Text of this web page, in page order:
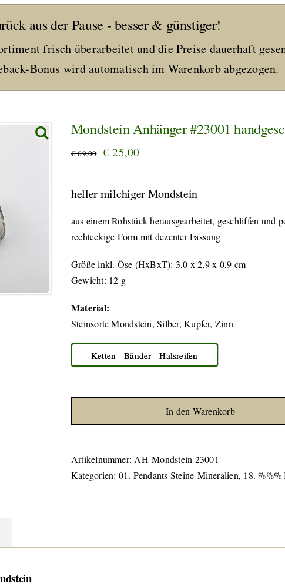
aus der Pause - besser & günstiger!
frisch überarbeitet und die Preise dauerhaft
Bonus wird automatisch im Warenkorb abgezogen.
Mondstein Anhänger #23001
€69,00 Ursprünglicher
war:
€ 25,00
ist:
heller milchiger Mondstein
aus einem Rohstück herausgearbeitet, geschliffen und
rechteckige Form mit dezenter Fassung
Größe inkl. Öse (HxBxT): 3,0 x 2,9 x 0,9 cm
Gewicht: 12 g
Material:
Steinsorte Mondstein, Silber, Kupfer, Zinn
Ketten - Bänder - Halsreifen
In den Warenkorb
Artikelnummer: AH-Mondstein 23001
Kategorien: 01. Pendants Steine-Mineralien, 18. %%%